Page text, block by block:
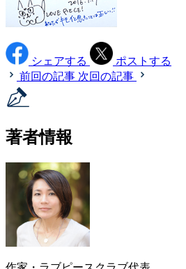
シェアする
ポストする
前回の記事 次回の記事
著者情報